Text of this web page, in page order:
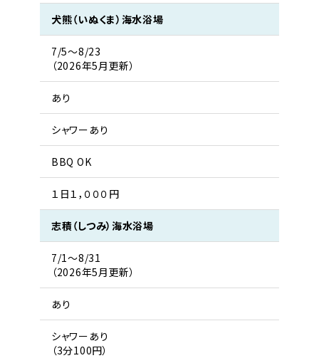
犬熊（いぬくま）海水浴場
7/5〜8/23
（2026年5月更新）
あり
シャワーあり
BBQ OK
１日１，０００円
志積（しつみ）海水浴場
7/1〜8/31
（2026年5月更新）
あり
シャワーあり
（3分100円）